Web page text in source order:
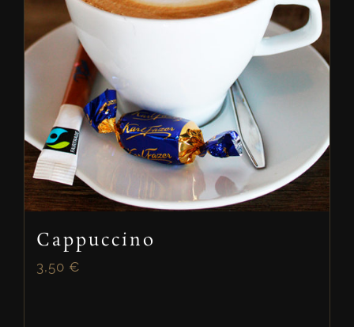
Cappuccino
3,50 €